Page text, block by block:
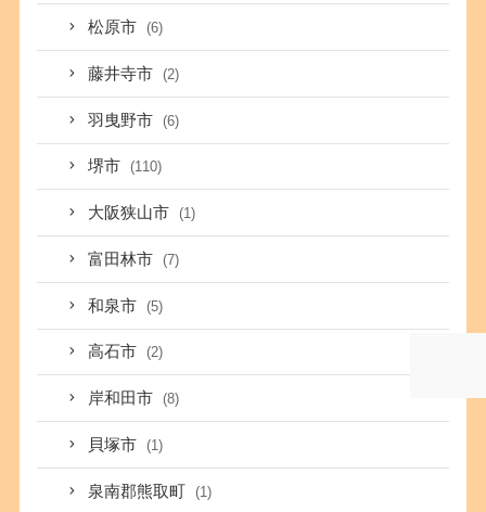
松原市 (6)
藤井寺市 (2)
羽曳野市 (6)
堺市 (110)
大阪狭山市 (1)
富田林市 (7)
和泉市 (5)
高石市 (2)
岸和田市 (8)
貝塚市 (1)
泉南郡熊取町 (1)